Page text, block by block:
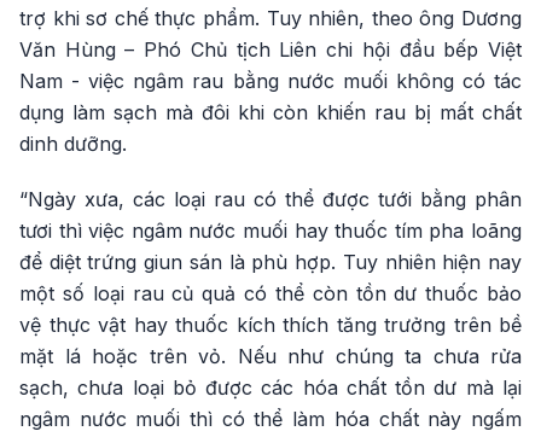
trợ khi sơ chế thực phẩm. Tuy nhiên, theo ông Dương
Văn Hùng – Phó Chủ tịch Liên chi hội đầu bếp Việt
Nam - việc ngâm rau bằng nước muối không có tác
dụng làm sạch mà đôi khi còn khiến rau bị mất chất
dinh dưỡng.
“Ngày xưa, các loại rau có thể được tưới bằng phân
tươi thì việc ngâm nước muối hay thuốc tím pha loãng
để diệt trứng giun sán là phù hợp. Tuy nhiên hiện nay
một số loại rau củ quả có thể còn tồn dư thuốc bảo
vệ thực vật hay thuốc kích thích tăng trưởng trên bề
mặt lá hoặc trên vỏ. Nếu như chúng ta chưa rửa
sạch, chưa loại bỏ được các hóa chất tồn dư mà lại
ngâm nước muối thì có thể làm hóa chất này ngấm